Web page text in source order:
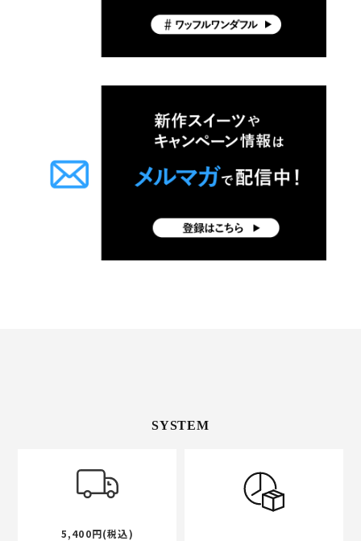
SYSTEM
5,400円(税込)